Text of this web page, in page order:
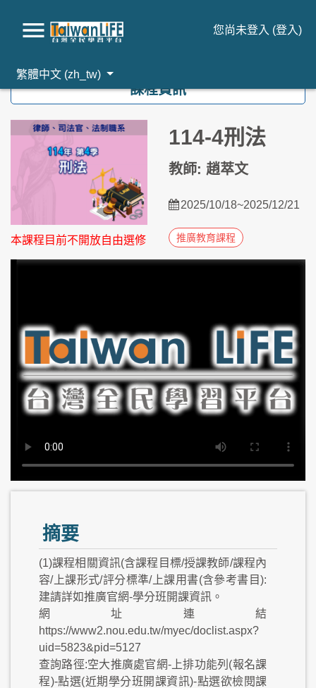
您尚未登入 (登入)
繁體中文 ‎(zh_tw)‎
課程資訊
本課程目前不開放自由選修
114-4刑法
教師: 趙萃文
2025/10/18~2025/12/21
推廣教育課程
摘要
(1)課程相關資訊(含課程目標/授課教師/課程內
容/上課形式/評分標準/上課用書(含參考書目):
建請詳如推廣官網-學分班開課資訊。
網址連結
https://www2.nou.edu.tw/myec/doclist.aspx?
uid=5823&pid=5127
查詢路徑:空大推廣處官網-上排功能列(報名課
程)-點選(近期學分班開課資訊)-點選欲檢閱課